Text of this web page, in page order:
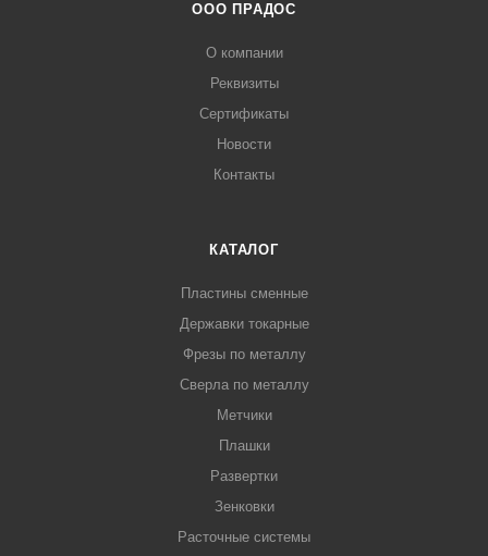
ООО ПРАДОС
О компании
Реквизиты
Сертификаты
Новости
Контакты
КАТАЛОГ
Пластины сменные
Державки токарные
Фрезы по металлу
Сверла по металлу
Метчики
Плашки
Развертки
Зенковки
Расточные системы